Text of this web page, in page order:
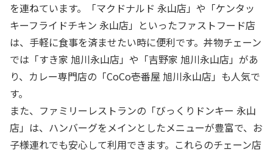
を連ねています。「マクドナルド 永山店」や「ケンタッ
キーフライドチキン 永山店」といったファストフード店
は、手軽に食事を済ませたい時に便利です。丼物チェーン
では「すき家 旭川永山店」や「吉野家 旭川永山店」があ
り、カレー専門店の「CoCo壱番屋 旭川永山店」も人気で
す。
また、ファミリーレストランの「びっくりドンキー 永山
店」は、ハンバーグをメインとしたメニューが豊富で、お
子様連れでも安心して利用できます。これらのチェーン店